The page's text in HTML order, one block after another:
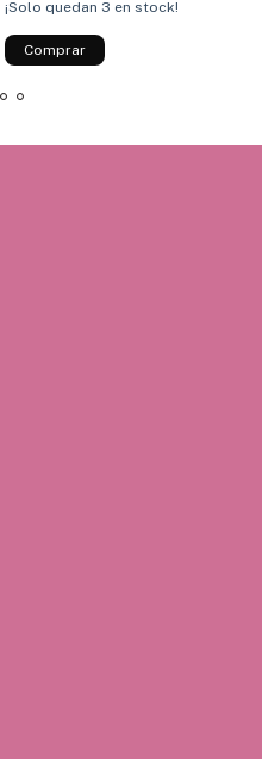
¡Solo quedan 3 en stock!